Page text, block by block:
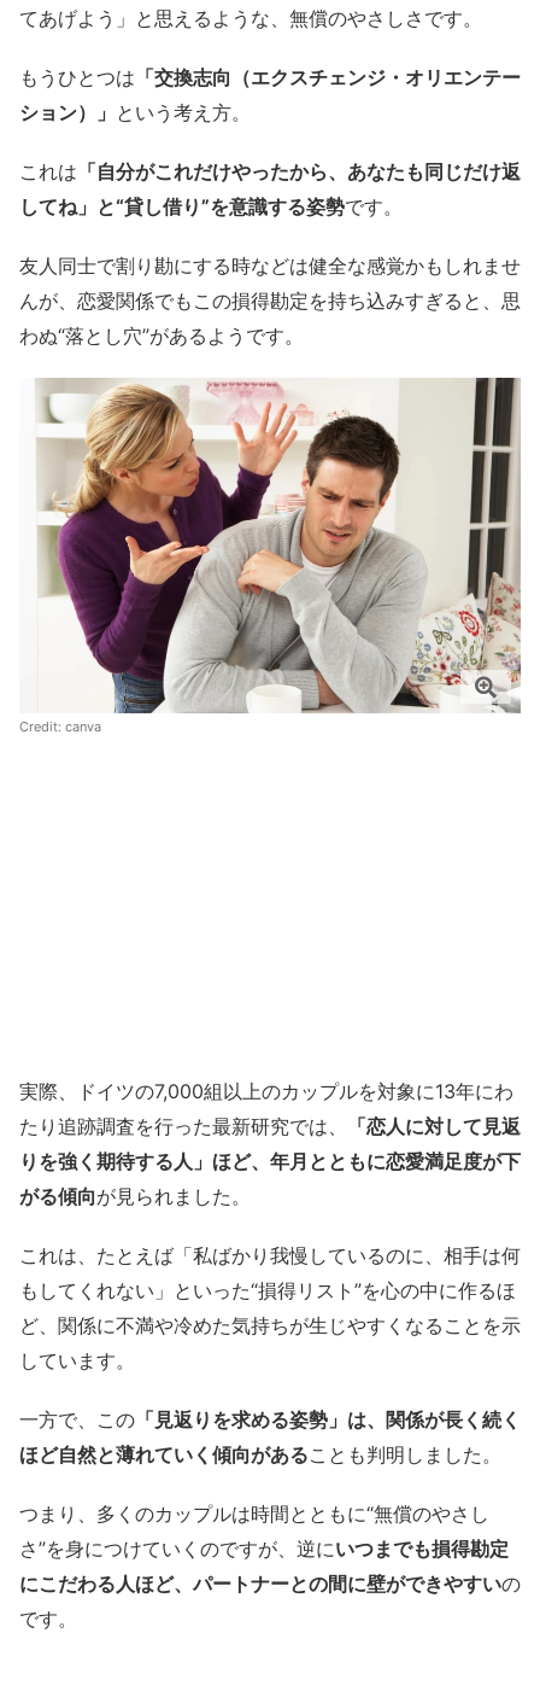
てあげよう」と思えるような、無償のやさしさです。
もうひとつは 「交換志向（エクスチェンジ・オリエンテー
ション）」 という考え方。
これは 「自分がこれだけやったから、あなたも同じだけ返
してね」と“貸し借り”を意識する姿勢です。
友人同士で割り勘にする時などは健全な感覚かもしれませ
んが、恋愛関係でもこの損得勘定を持ち込みすぎると、思
わぬ“落とし穴”があるようです。
Credit: canva
実際、ドイツの7,000組以上のカップルを対象に13年にわ
たり追跡調査を行った最新研究では、
「恋人に対して見返
りを強く期待する人」ほど、年月とともに恋愛満足度が下
がる傾向が見られました。
これは、たとえば「私ばかり我慢しているのに、相手は何
もしてくれない」といった“損得リスト”を心の中に作るほ
ど、関係に不満や冷めた気持ちが生じやすくなることを示
しています。
一方で、この 「見返りを求める姿勢」は、関係が長く続く
ほど自然と薄れていく傾向があることも判明しました。
つまり、多くのカップルは時間とともに“無償のやさし
さ”を身につけていくのですが、逆にいつまでも損得勘定
にこだわる人ほど、パートナーとの間に壁ができやすいの
です。